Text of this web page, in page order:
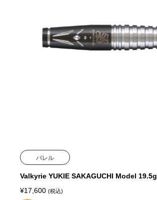
バレル
Valkyrie YUKIE SAKAGUCHI Model 19.5g
¥17,600 (税込)